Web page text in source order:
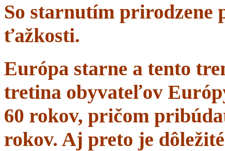
So starnutím prirodzene
ťažkosti.
Európa starne a tento
tretina obyvateľov
60 rokov, pričom
rokov. Aj preto je